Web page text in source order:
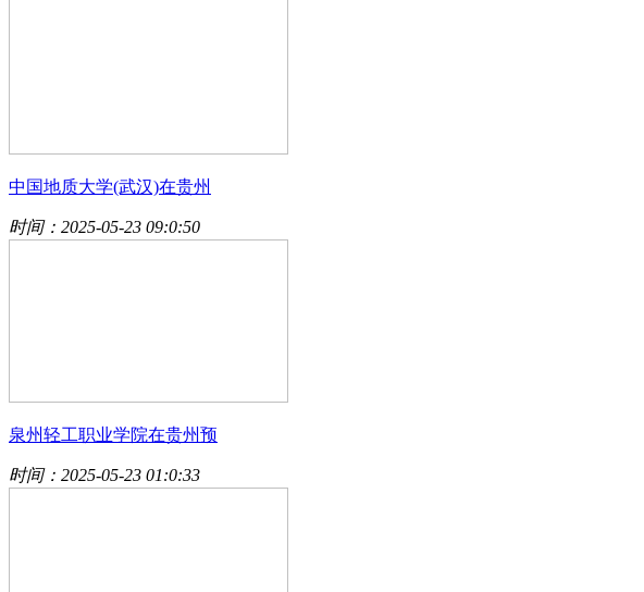
中国地质大学(武汉)在贵州
时间：2025-05-23 09:0:50
泉州轻工职业学院在贵州预
时间：2025-05-23 01:0:33